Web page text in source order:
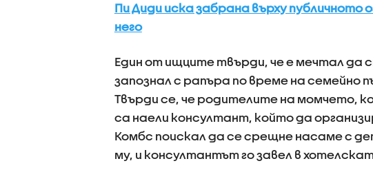
Пи Диди иска забрана върху публичното
него
Един от ищците твърди, че е мечтал да
запознал с рапъра по време на семейно
Твърди се, че родителите на момчето,
са наели консултант, който да
Комбс поискал да се срещне насаме с
му, и консултантът го завел в